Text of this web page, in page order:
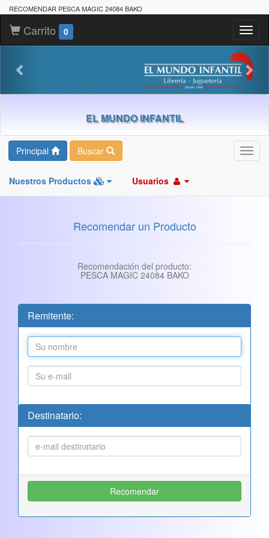
RECOMENDAR PESCA MAGIC 24084 BAKO
Carrito 0
EL MUNDO INFANTIL
Principal Buscar
Nuestros Productos Usuarios
Recomendar un Producto
Recomendación del producto:
PESCA MAGIC 24084 BAKO
Remitente:
Destinatario: